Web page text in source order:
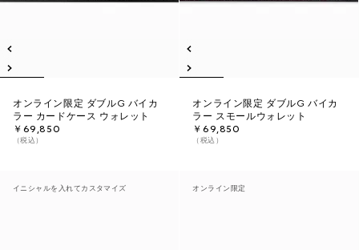
オンライン限定 ダブルG バイカ
ラー カードケース ウォレット
￥69,850
（税込）
オンライン限定 ダブルG バイカ
ラー スモールウォレット
￥69,850
（税込）
イニシャルを入れてカスタマイズ オンライン限定